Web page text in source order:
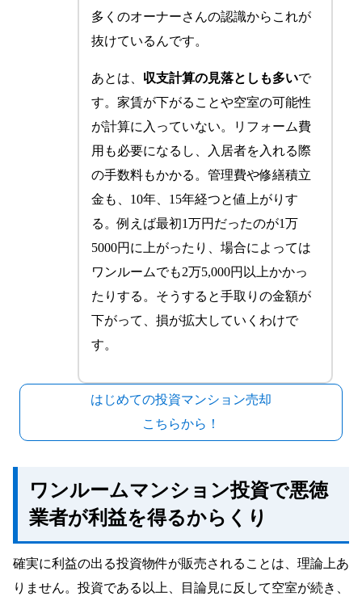
多くのオーナーさんの認識からこれが
抜けているんです。
あとは、 収支計算の見落としも多いで
す。家賃が下がることや空室の可能性
が計算に入っていない。リフォーム費
用も必要になるし、入居者を入れる際
の手数料もかかる。管理費や修繕積立
金も、10年、15年経つと値上がりす
る。例えば最初1万円だったのが1万
5000円に上がったり、場合によっては
ワンルームでも2万5,000円以上かかっ
たりする。そうすると手取りの金額が
下がって、損が拡大していくわけで
す。
はじめての投資マンション売却
こちらから！
ワンルームマンション投資で悪徳
業者が利益を得るからくり
確実に利益の出る投資物件が販売されることは、理論上あ
りません。投資である以上、目論見に反して空室が続き、